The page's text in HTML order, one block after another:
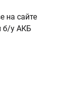
на сайте
б/у АКБ